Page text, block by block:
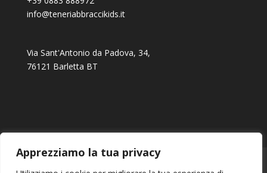
Apprezziamo la tua privacy
info@teneriabbraccikids.it
Via Sant'Antonio da Padova, 34,
76121 Barletta BT